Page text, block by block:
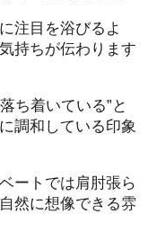
注目を浴びるよ
持ちが伝わります
ち着いている”と
調和している印象
ートでは肩肘張ら
然に想像できる雰